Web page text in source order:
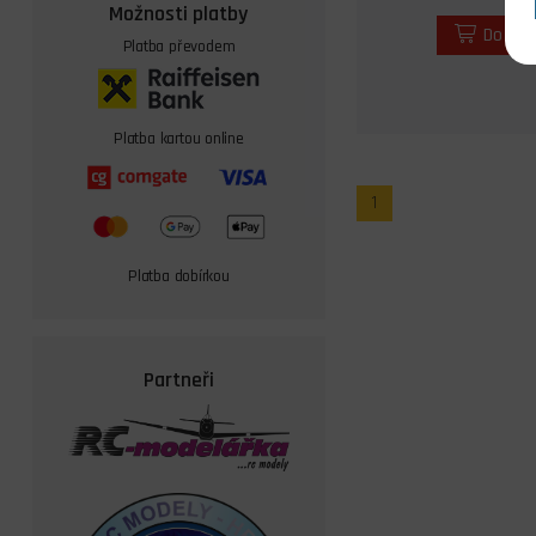
Možnosti platby
Platba převodem
Platba kartou online
Platba dobírkou
Partneři
Do
1